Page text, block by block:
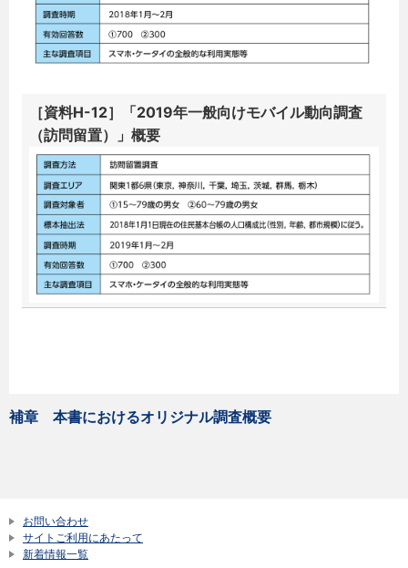
［資料H-12］「2019年一般向けモバイル動向調査
（訪問留置）」概要
補章 本書におけるオリジナル調査概要
お問い合わせ
サイトご利用にあたって
新着情報一覧